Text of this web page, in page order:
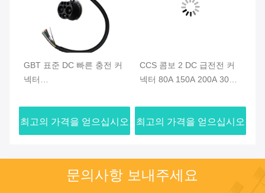
GBT 표준 DC 빠른 충전 커
넥터
1000V EV 플러그 EV 액세
서리용 5 미터 케이블
최고의 가격을 얻으십시오
CCS 콤보 2 DC 급전전 커
넥터 80A 150A 200A 300A
DC 충전 커넥터/소켓
최고의 가격을 얻으십시오
문의사항 보내주세요